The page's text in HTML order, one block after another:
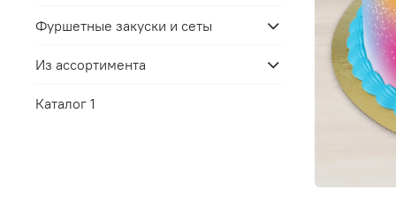
Фуршетные закуски и сеты
Из ассортимента
Каталог 1